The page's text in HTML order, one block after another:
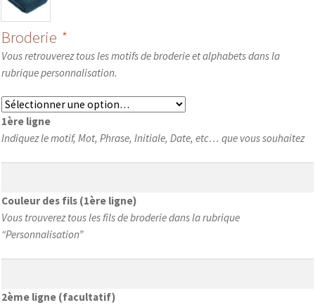
Broderie *
Vous retrouverez tous les motifs de broderie et alphabets dans la
rubrique personnalisation.
1ère ligne
Indiquez le motif, Mot, Phrase, Initiale, Date, etc… que vous souhaitez
Couleur des fils (1ère ligne)
Vous trouverez tous les fils de broderie dans la rubrique
“Personnalisation”
2ème ligne (facultatif)